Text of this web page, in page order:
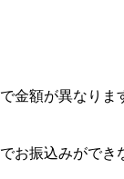
金額が異なりま
お振込みがで